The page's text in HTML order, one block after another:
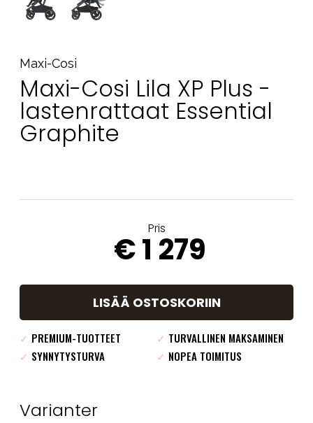
Maxi-Cosi
Maxi-Cosi Lila XP Plus -
lastenrattaat Essential
Graphite
Pris
€ 1 279
LISÄÄ OSTOSKORIIN
✓ PREMIUM-TUOTTEET ✓ TURVALLINEN MAKSAMINEN
✓ SYNNYTYSTURVA ✓ NOPEA TOIMITUS
Varianter
Aurinko ja uinti